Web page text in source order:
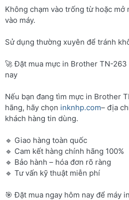
Không chạm vào trống từ hoặc mở
vào máy.
Sử dụng thường xuyên để tránh
🚀 Đặt mua mực in Brother TN-
nay
Nếu bạn đang tìm mực in Brother
hãng, hãy chọn inknhp.com– địa
khách hàng tin dùng.
🔹 Giao hàng toàn quốc
🔹 Cam kết hàng chính hãng 100%
🔹 Bảo hành – hóa đơn rõ ràng
🔹 Tư vấn kỹ thuật miễn phí
🎯 Đặt mua ngay hôm nay để máy